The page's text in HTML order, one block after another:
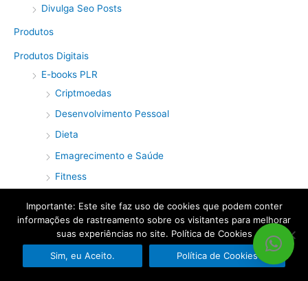
Divulga Seo Posts
Produtos
Produtos Digitais
E-books PLR
Criptmoedas
Desenvolvimento Pessoal
Dieta
Emagrecimento e Saúde
Fitness
Marketing Digital
Musculação
Receitas
Importante: Este site faz uso de cookies que podem conter
informações de rastreamento sobre os visitantes para melhorar
suas experiências no site. Política de Cookies
Sim, eu Aceito.
Política de Cookies